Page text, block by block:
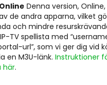
Denna version,
de andra apparna, vilket
och mindre
TV spellista med
url”, som vi ger dig vid
en M3U-länk. Instruktioner
här.